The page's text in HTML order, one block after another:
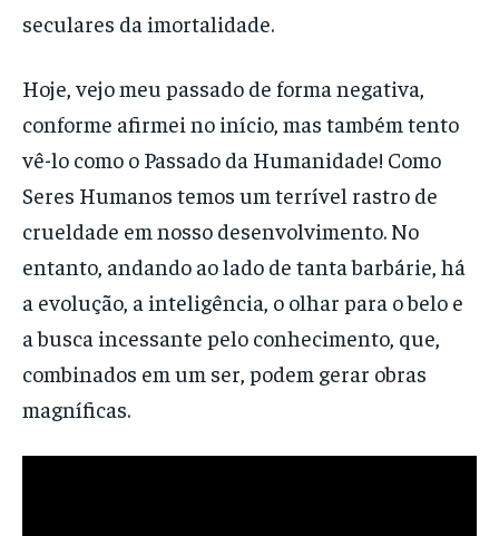
seculares da imortalidade.
Hoje, vejo meu passado de forma negativa,
conforme afirmei no início, mas também tento
vê-lo como o Passado da Humanidade! Como
Seres Humanos temos um terrível rastro de
crueldade em nosso desenvolvimento. No
entanto, andando ao lado de tanta barbárie, há
a evolução, a inteligência, o olhar para o belo e
a busca incessante pelo conhecimento, que,
combinados em um ser, podem gerar obras
magníficas.